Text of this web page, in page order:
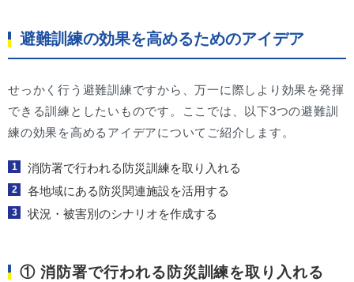
避難訓練の効果を高めるためのアイデア
せっかく行う避難訓練ですから、万一に際しより効果を発揮
できる訓練としたいものです。ここでは、以下3つの避難訓
練の効果を高めるアイデアについてご紹介します。
消防署で行われる防災訓練を取り入れる
各地域にある防災関連施設を活用する
状況・被害別のシナリオを作成する
① 消防署で行われる防災訓練を取り入れる